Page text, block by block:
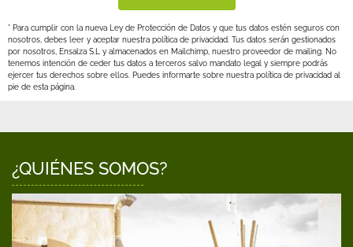
* Para cumplir con la nueva Ley de Protección de Datos y que tus datos estén seguros con
nosotros, debes leer y aceptar nuestra política de privacidad. Tus datos serán gestionados
por nosotros, Ensalza S.L y almacenados en Mailchimp, nuestro proveedor de mailing. No
tenemos intención de ceder tus datos a terceros salvo mandato legal y siempre podrás
ejercer tus derechos sobre ellos. Puedes informarte sobre nuestra política de privacidad al
pie de esta página.
¿QUIÉNES SOMOS?